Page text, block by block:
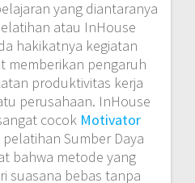
yang diantaranya
atau InHouse
hakikatnya kegiatan
memberikan pengaruh
produktivitas kerja
perusahaan. InHouse
cocok Motivator
pelatihan Sumber Daya
bahwa metode yang
suasana bebas tanpa